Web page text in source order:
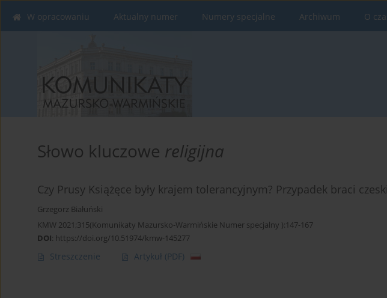
W opracowaniu Aktualny numer Numery specjalne Archiwum O
Słowo kluczowe religijna
Czy Prusy Książęce były krajem tolerancyjnym? Przypadek braci
Grzegorz Białuński
KMW 2021;315(Komunikaty Mazursko-Warmińskie Numer specjalny ):147-167
DOI: https://doi.org/10.51974/kmw-145277
Streszczenie Artykuł (PDF)